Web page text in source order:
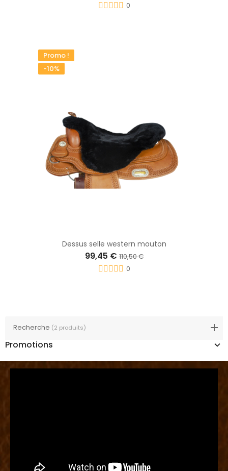
Recherche (2 produits)
Promotions
0
Promo !
-10%
Dessus selle western mouton
99,45 €110,50 €
0